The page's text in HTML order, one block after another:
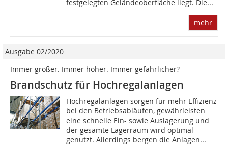
festgelegten Geländeoberfläche liegt. Die...
mehr
Ausgabe 02/2020
Immer größer. Immer höher. Immer gefährlicher?
Brandschutz für Hochregalanlagen
Hochregalanlagen sorgen für mehr Effizienz
bei den Betriebsabläufen, gewährleisten
eine schnelle Ein- sowie Auslagerung und
der gesamte Lagerraum wird optimal
genutzt. Allerdings bergen die Anlagen...